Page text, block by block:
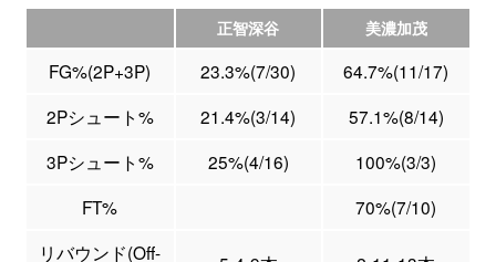
正智深谷 美濃加茂
FG%(2P+3P) 23.3%(7/30)
64.7%(11/17)
2Pシュート%
21.4%(3/14)
57.1%(8/14)
3Pシュート%
25%(4/16)
100%(3/3)
FT%
70%(7/10)
リバウンド(Off-